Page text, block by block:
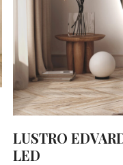
LUSTRO
LED